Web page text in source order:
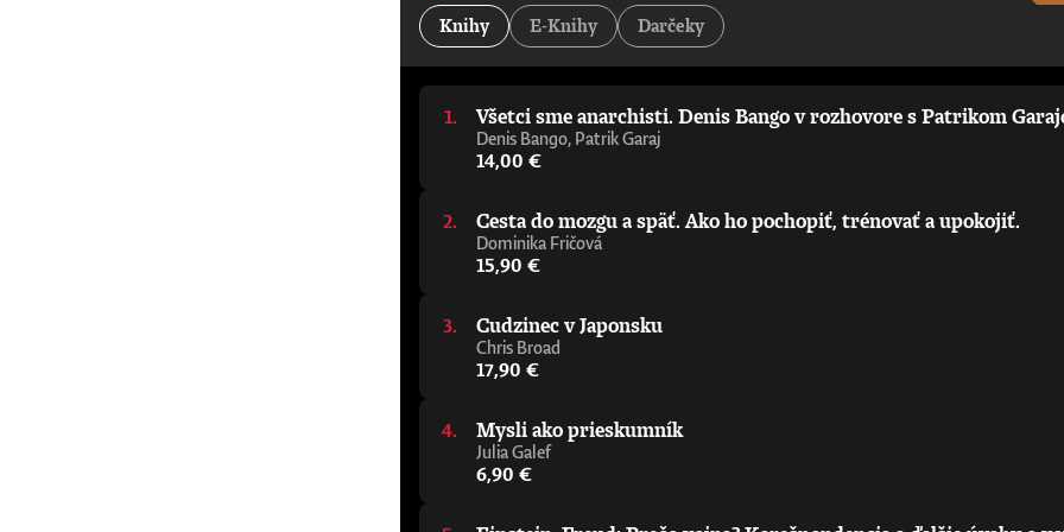
kancelár Oxfordskej univerzity„Jeden z najdôležitejších a najzaujímavejších príspevkov k debate o umelej inteligencii –
Alastair Campbell a Rory Stewart, podcast The Rest Is Politics„Strhujúca kniha o umelej inteligencii od človeka, ktorý sa
pomôže vám zorientovať sa v tejto téme, aj keď nemáte technické vzdelanie. Úprimne odporúčam.“ - Wendy Hall,
napísal elegantného a zrozumiteľného sprievodcu príležitosťami, výzvami, nebezpečenstvami a benefitmi, ktoré prináša
porozumieť budúcnosti.“ - Julie Maxton, predsedníčka Ada Lovelace Institute„Richard Susskind je majster
varovný signál, ktorého cieľom je čo najrýchlejšie upriamiť pozornosť na čoraz výkonnejšiu umelú inteligenciu zajtrajška.
mysliteľ, ktorý sa témou umelej inteligencie zaoberá už celé desaťročia. Nemusíte súhlasiť s jeho závermi ani s
sprievodcu premýšľaním o AI.“ - Tom Melham, profesor informatiky, Oxfordská univerzita
Knihy E-Knihy Darčeky
Všetci sme anarchisti. Denis Bango v rozhovore s Patrikom
Denis Bango, Patrik Garaj
14,00 €
Cesta do mozgu a späť. Ako ho pochopiť, trénovať a upokojiť.
Dominika Fričová
15,90 €
Cudzinec v Japonsku
Chris Broad
17,90 €
Mysli ako prieskumník
Julia Galef
6,90 €